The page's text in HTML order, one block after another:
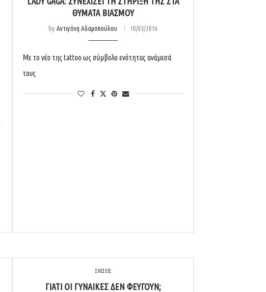
ΘΎΜΑΤΑ ΒΙΑΣΜΟΎ
byΑντιγόνη Αδαμοπούλου 10/03/2016
Με το νέο της tattoo ως σύμβολο ενότητας ανάμεσά
τους
ΣΧΕΣΕΙΣ
ΓΙΑΤΊ ΟΙ ΓΥΝΑΊΚΕΣ ΔΕΝ ΦΕΎΓΟΥΝ;